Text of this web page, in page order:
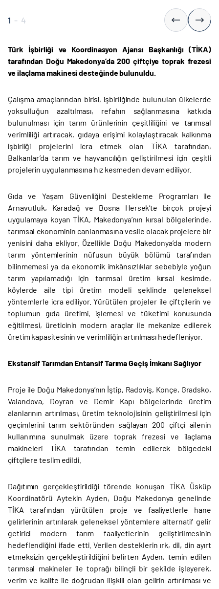
1 - 4
Türk İşbirliği ve Koordinasyon Ajansı Başkanlığı (TİKA)
tarafından Doğu Makedonya’da 200 çiftçiye toprak frezesi
ve ilaçlama makinesi desteğinde bulunuldu.
Çalışma amaçlarından birisi, işbirliğinde bulunulan ülkelerde
yoksulluğun azaltılması, refahın sağlanmasına katkıda
bulunulması için tarım ürünlerinin çeşitliliğini ve tarımsal
verimliliği artıracak, gıdaya erişimi kolaylaştıracak kalkınma
işbirliği projelerini icra etmek olan TİKA tarafından,
Balkanlar’da tarım ve hayvancılığın geliştirilmesi için çeşitli
projelerin uygulanmasına hız kesmeden devam ediliyor.
Gıda ve Yaşam Güvenliğini Destekleme Programları ile
Arnavutluk, Karadağ ve Bosna Hersek’te birçok projeyi
uygulamaya koyan TİKA, Makedonya’nın kırsal bölgelerinde,
tarımsal ekonominin canlanmasına vesile olacak projelere bir
yenisini daha ekliyor. Özellikle Doğu Makedonya’da modern
tarım yöntemlerinin nüfusun büyük bölümü tarafından
bilinmemesi ya da ekonomik imkânsızlıklar sebebiyle yoğun
tarım yapılamadığı için tarımsal üretim kırsal kesimde,
köylerde aile tipi üretim modeli şeklinde geleneksel
yöntemlerle icra ediliyor. Yürütülen projeler ile çiftçilerin ve
toplumun gıda üretimi, işlemesi ve tüketimi konusunda
eğitilmesi, üreticinin modern araçlar ile mekanize edilerek
üretim kapasitesinin ve verimliliğin artırılması hedefleniyor.
Ekstansif Tarımdan Entansif Tarıma Geçiş İmkanı Sağlıyor
Proje ile Doğu Makedonya’nın İştip, Radoviş, Konçe, Gradsko,
Valandova, Doyran ve Demir Kapı bölgelerinde üretim
alanlarının artırılması, üretim teknolojisinin geliştirilmesi için
geçimlerini tarım sektöründen sağlayan 200 çiftçi ailenin
kullanımına sunulmak üzere toprak frezesi ve ilaçlama
makineleri TİKA tarafından temin edilerek bölgedeki
çiftçilere teslim edildi.
Dağıtımın gerçekleştirildiği törende konuşan TİKA Üsküp
Koordinatörü Aytekin Ayden, Doğu Makedonya genelinde
TİKA tarafından yürütülen proje ve faaliyetlerle hane
gelirlerinin artırılarak geleneksel yöntemlere alternatif gelir
getirici modern tarım faaliyetlerinin geliştirilmesinin
hedeflendiğini ifade etti. Verilen desteklerin ırk, dil, din ayırt
etmeksizin gerçekleştirildiğini belirten Ayden, temin edilen
tarımsal makineler ile toprağı bilinçli bir şekilde işleyerek,
verim ve kalite ile doğrudan ilişkili olan gelirin artırılması ve